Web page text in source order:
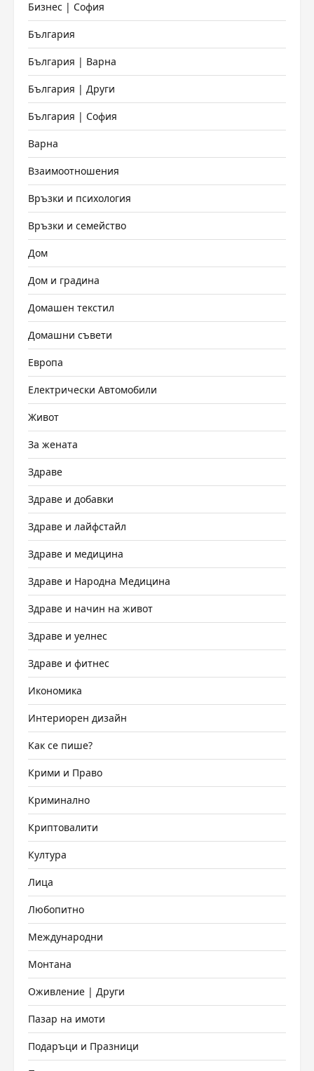
Бизнес | София
България
България | Варна
България | Други
България | София
Варна
Взаимоотношения
Връзки и психология
Връзки и семейство
Дом
Дом и градина
Домашен текстил
Домашни съвети
Европа
Електрически Автомобили
Живот
За жената
Здраве
Здраве и добавки
Здраве и лайфстайл
Здраве и медицина
Здраве и Народна Медицина
Здраве и начин на живот
Здраве и уелнес
Здраве и фитнес
Икономика
Интериорен дизайн
Как се пише?
Крими и Право
Криминално
Криптовалити
Култура
Лица
Любопитно
Международни
Монтана
Оживление | Други
Пазар на имоти
Подаръци и Празници